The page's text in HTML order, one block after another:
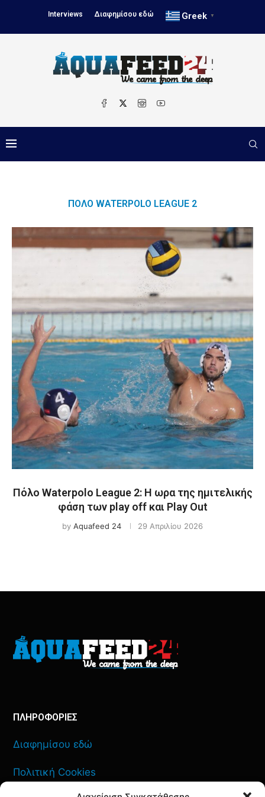
Interviews Διαφημίσου εδώ Greek ▼
ΠΌΛΟ WATERPOLO LEAGUE 2
Πόλο Waterpolo League 2: Η ωρα της ημιτελικής
φάση των play off και Play Out
by Aquafeed 24 29 Απριλίου 2026
ΠΛΗΡΟΦΟΡΙΕΣ
Διαφημίσου εδώ
Πολιτική Cookies